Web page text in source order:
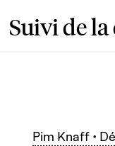
Suivi de
Pim Knaff •